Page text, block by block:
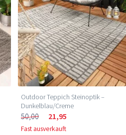
Outdoor Teppich Steinoptik –
Dunkelblau/Creme
50,00 21,95
Fast ausverkauft